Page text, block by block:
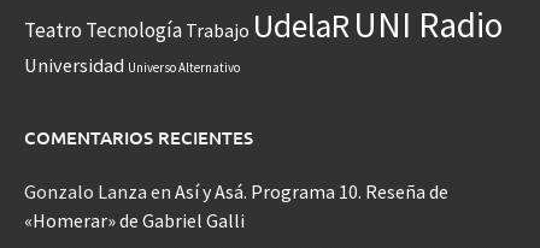
Teatro Tecnología Trabajo UdelaR UNI Radio
Universidad Universo Alternativo
COMENTARIOS RECIENTES
Gonzalo Lanza en Así y Asá. Programa 10. Reseña de
«Homerar» de Gabriel Galli